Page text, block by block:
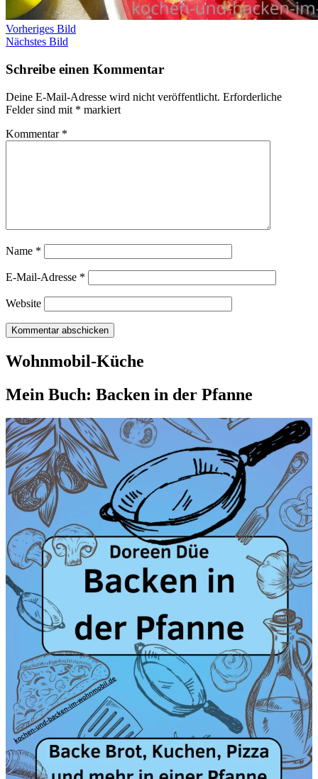
Vorheriges Bild
Nächstes Bild
Schreibe einen Kommentar
Deine E-Mail-Adresse wird nicht veröffentlicht. Erforderliche
Felder sind mit * markiert
Kommentar *
Name *
E-Mail-Adresse *
Website
Wohnmobil-Küche
Mein Buch: Backen in der Pfanne